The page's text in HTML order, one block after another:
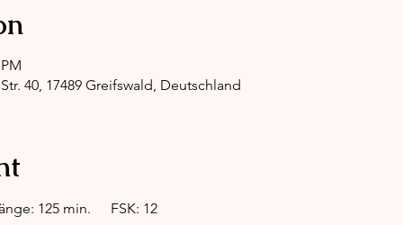
40, 17489 Greifswald, Deutschland
Filmstart: 27.02.2025	Filmlänge: 125 min.	FSK: 12